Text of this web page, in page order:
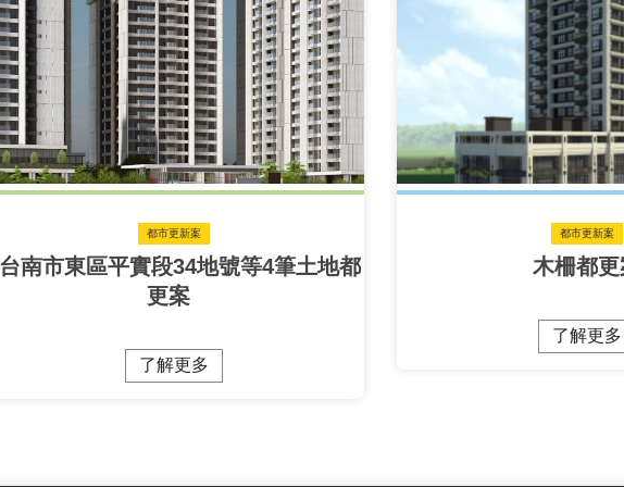
都市更新案
台南市東區平實段34地號等4筆土地都
更案
了解更多
都市更新案
木柵都更
了解更多